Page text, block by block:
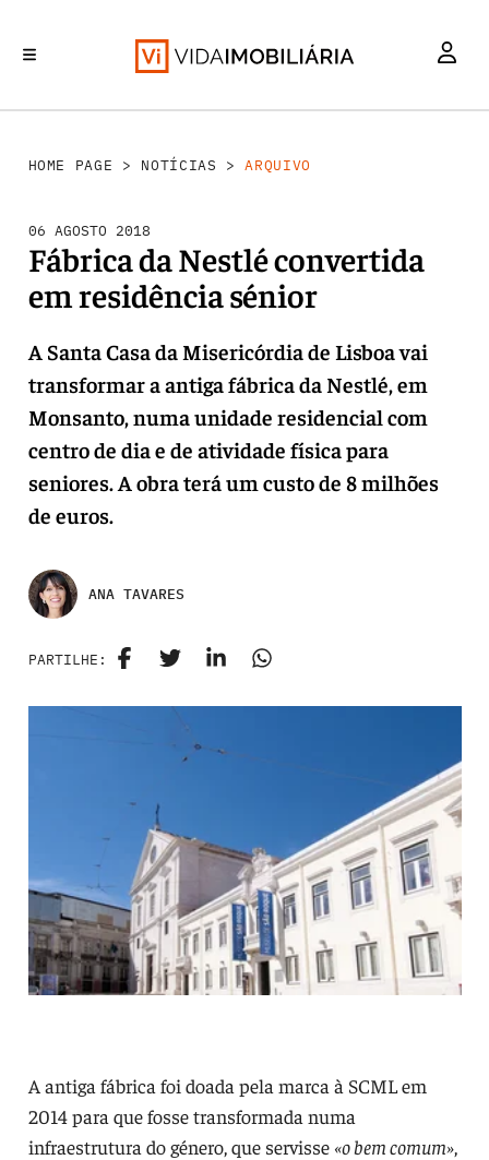
HOME PAGE > NOTÍCIAS >ARQUIVO
06 AGOSTO 2018
Fábrica da Nestlé convertida
em residência sénior
A Santa Casa da Misericórdia de Lisboa vai
transformar a antiga fábrica da Nestlé, em
Monsanto, numa unidade residencial com
centro de dia e de atividade física para
seniores. A obra terá um custo de 8 milhões
de euros.
ANA TAVARES
PARTILHE:
A antiga fábrica foi doada pela marca à SCML em
2014 para que fosse transformada numa
infraestrutura do género, que servisse «o bem comum»,